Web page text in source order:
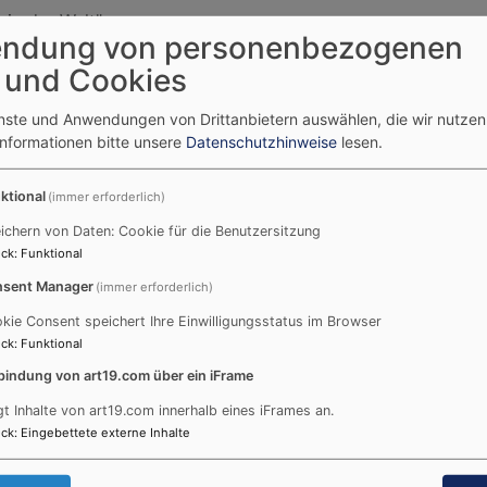
in der Welt"
- September 2026
neuer Gemeindebrief
neuen Konfi-Kurse! Die meisten Konfis sind so um die
bei der Konfirmation? Wie feiert man das und für
von personenbezogenen
Cookies
und Anwendungen von Drittanbietern auswählen, die wir
bitte unsere Datenschutzhinweise lesen.
(immer erforderlich)
von Daten: Cookie für die Benutzersitzung
: Funktional
Manager (immer erforderlich)
Consent speichert Ihre Einwilligungsstatus im Browser
: Funktional
von art19.com über ein iFrame
Inhalte von art19.com innerhalb eines iFrames an.
: Eingebettete externe Inhalte